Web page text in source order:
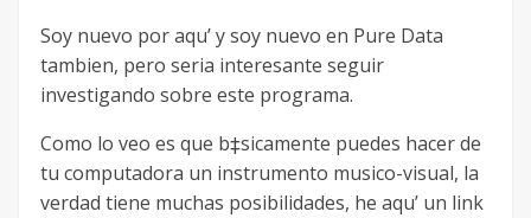
Soy nuevo por aqu’ y soy nuevo en Pure Data
tambien, pero seria interesante seguir
investigando sobre este programa.
Como lo veo es que b‡sicamente puedes hacer de
tu computadora un instrumento musico-visual, la
verdad tiene muchas posibilidades, he aqu’ un link